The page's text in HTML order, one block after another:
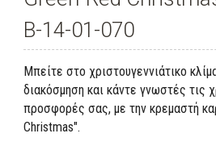
B-14-01-070
Μπείτε στο χριστουγεννιάτικο
διακόσμηση και κάντε γνωστές τις
προσφορές σας, με την κρεμαστή
Christmas".